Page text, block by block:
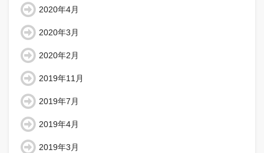
2020年4月
2020年3月
2020年2月
2019年11月
2019年7月
2019年4月
2019年3月